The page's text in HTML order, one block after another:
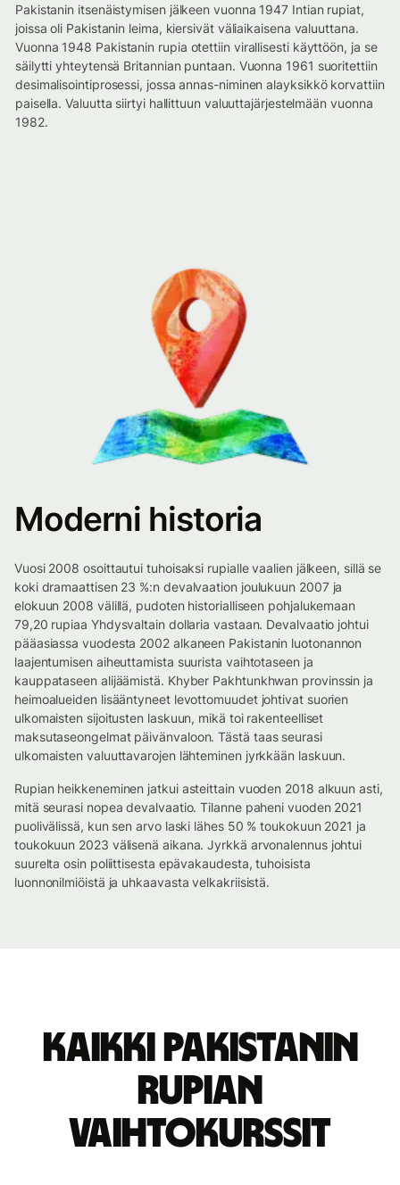
Pakistanin itsenäistymisen jälkeen vuonna 1947 Intian rupiat,
joissa oli Pakistanin leima, kiersivät väliaikaisena valuuttana.
Vuonna 1948 Pakistanin rupia otettiin virallisesti käyttöön, ja se
säilytti yhteytensä Britannian puntaan. Vuonna 1961 suoritettiin
desimalisointiprosessi, jossa annas-niminen alayksikkö korvattiin
paisella. Valuutta siirtyi hallittuun valuuttajärjestelmään vuonna
1982.
Moderni historia
Vuosi 2008 osoittautui tuhoisaksi rupialle vaalien jälkeen, sillä se
koki dramaattisen 23 %:n devalvaation joulukuun 2007 ja
elokuun 2008 välillä, pudoten historialliseen pohjalukemaan
79,20 rupiaa Yhdysvaltain dollaria vastaan. Devalvaatio johtui
pääasiassa vuodesta 2002 alkaneen Pakistanin luotonannon
laajentumisen aiheuttamista suurista vaihtotaseen ja
kauppataseen alijäämistä. Khyber Pakhtunkhwan provinssin ja
heimoalueiden lisääntyneet levottomuudet johtivat suorien
ulkomaisten sijoitusten laskuun, mikä toi rakenteelliset
maksutaseongelmat päivänvaloon. Tästä taas seurasi
ulkomaisten valuuttavarojen lähteminen jyrkkään laskuun.
Rupian heikkeneminen jatkui asteittain vuoden 2018 alkuun asti,
mitä seurasi nopea devalvaatio. Tilanne paheni vuoden 2021
puolivälissä, kun sen arvo laski lähes 50 % toukokuun 2021 ja
toukokuun 2023 välisenä aikana. Jyrkkä arvonalennus johtui
suurelta osin poliittisesta epävakaudesta, tuhoisista
luonnonilmiöistä ja uhkaavasta velkakriisistä.
Kaikki Pakistanin
rupian
vaihtokurssit